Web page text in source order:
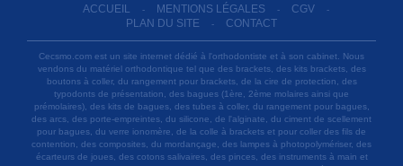
ACCUEIL - MENTIONS LÉGALES - CGV -
PLAN DU SITE - CONTACT
Cecsmo.com est un site internet dédié à l'orthodontiste et à son cabinet. Nous
vendons du matériel orthodontique tel que des brackets, des kits brackets, des
boutons à coller, du rangement pour brackets, de la cire de protection, des
typodonts de présentation, des bagues (1ère, 2ème molaires ainsi que
prémolaires), des kits de bagues, des tubes à coller, du rangement pour bagues,
des arcs, des porte-empreintes, du silicone, de l'alginate, du ciment de scellement
pour bagues, du verre ionomère, de la colle à brackets et pour coller des fils de
contention, des composites, du mordançage, des lampes à photopolymériser, des
écarteurs de joues, des cotons salivaires, des pinces, des instruments à main et